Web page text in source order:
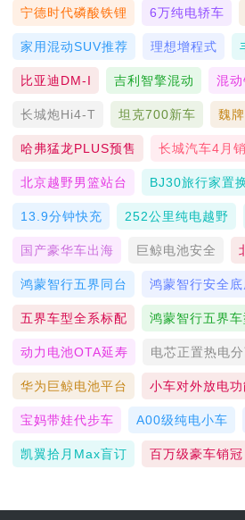
宁德时代磷酸铁锂 6万纯电轿车
家用混动SUV推荐 理想增程式
比亚迪DM-I 吉利智擎混动 混
长城炮Hi4-T 坦克700新车 魏
哈弗猛龙PLUS预售 长城汽车4月
北京越野男篮站台 BJ30旅行家置
13.9分钟快充 252公里纯电越野
国产豪华车出海 巨鲸电池安全
鸿蒙智行五界同台 鸿蒙智行安全底
五界车型全系标配 鸿蒙智行五界车
动力电池OTA延寿 电芯正置热电分
华为巨鲸电池平台 小车对外放电功
宝妈带娃代步车 A00级纯电小车
凯翼拾月max盲订 百万级豪车销冠